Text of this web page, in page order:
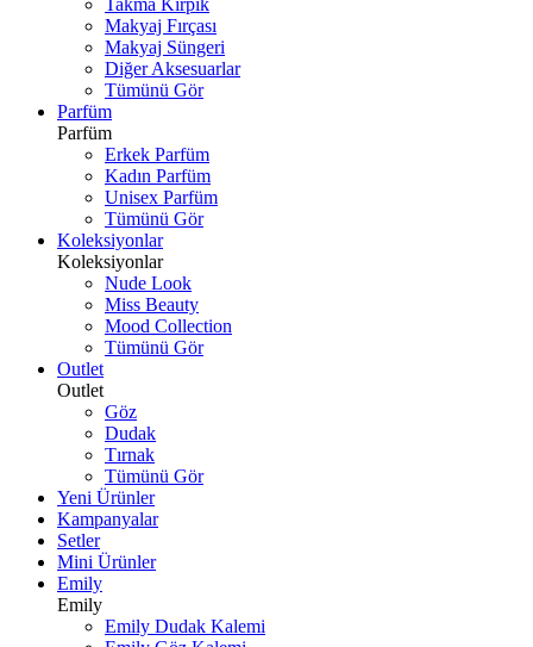
Takma Kirpik
Makyaj Fırçası
Makyaj Süngeri
Diğer Aksesuarlar
Tümünü Gör
Parfüm
Parfüm
Erkek Parfüm
Kadın Parfüm
Unisex Parfüm
Tümünü Gör
Koleksiyonlar
Koleksiyonlar
Nude Look
Miss Beauty
Mood Collection
Tümünü Gör
Outlet
Outlet
Göz
Dudak
Tırnak
Tümünü Gör
Yeni Ürünler
Kampanyalar
Setler
Mini Ürünler
Emily
Emily
Emily Dudak Kalemi